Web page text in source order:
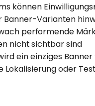
können
Banner-Varianten
performende
nicht sichtbar sind
ein einziges
Lokalisierung oder